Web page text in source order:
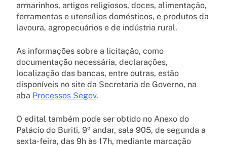
armarinhos, artigos religiosos, doces, alimentação,
ferramentas e utensílios domésticos, e produtos da
lavoura, agropecuários e de indústria rural.
As informações sobre a licitação, como
documentação necessária, declarações,
localização das bancas, entre outras, estão
disponíveis no site da Secretaria de Governo, na
aba Processos Segov.
O edital também pode ser obtido no Anexo do
Palácio do Buriti, 9º andar, sala 905, de segunda a
sexta-feira, das 9h às 17h, mediante marcação